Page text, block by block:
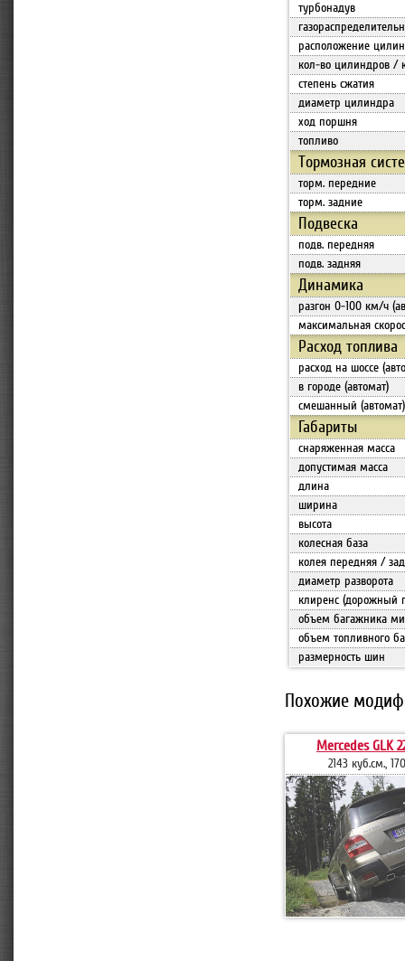
турбонадув
расположение
кол-во цилиндров /
степень сжатия
диаметр цилиндра
ход поршня
топливо
Тормозная
торм. передние
торм. задние
Подвеска
подв. передняя
подв. задняя
Динамика
разгон 0-100 км/ч
максимальная
Расход топлива
расход на шоссе
в городе (автомат)
смешанный (автомат)
Габариты
снаряженная масса
допустимая масса
длина
ширина
высота
колесная база
колея передняя /
диаметр разворота
клиренс (дорожный
объем багажника
объем топливного
размерность шин
Похожие
Mercedes GLK
2143 куб.см.,